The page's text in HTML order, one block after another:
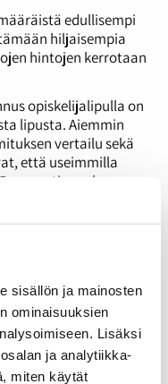
sisällön ja mainosten
ominaisuuksien
Lisäksi
ja analytiikka-
miten käytät
edullisempi
hiljaisempia
hintojen kerrotaan
opiskelijalipulla on
lipusta. Aiemmin
vertailu sekä
että useimmilla
mukaan.
ja lipun hinta
Pendolino-
myöntää.
kulje yhtäkään